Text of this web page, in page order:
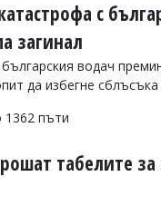
с
загинал
водач
да избегне сблъсъка
1362 пъти
табелите